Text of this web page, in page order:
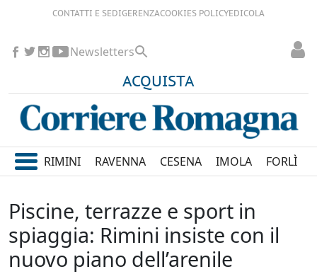
CONTATTI E SEDIGERENZACOOKIES POLICYEDICOLA
ACQUISTA
Newsletters
RIMINI RAVENNA CESENA IMOLA FORLÌ
Piscine, terrazze e sport in
spiaggia: Rimini insiste con il
nuovo piano dell’arenile